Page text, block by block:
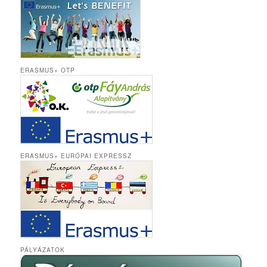
ERASMUS+ OTP
ERASMUS+ EURÓPAI EXPRESSZ
PÁLYÁZATOK